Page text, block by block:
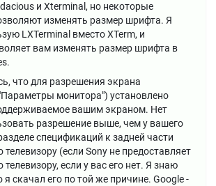
и Xterminal, но некоторые
изменять размер шрифта. Я
LXTerminal вместо XTerm, и
вам изменять размер шрифта в
что для разрешения экрана
монитора") установлено
вашим экраном. Нет
разрешение выше, чем у вашего
спецификаций к задней части
телевизору (если Sony не предоставляет
телевизору, если у вас его нет. Я знаю
я скачал его по той же причине. Google -